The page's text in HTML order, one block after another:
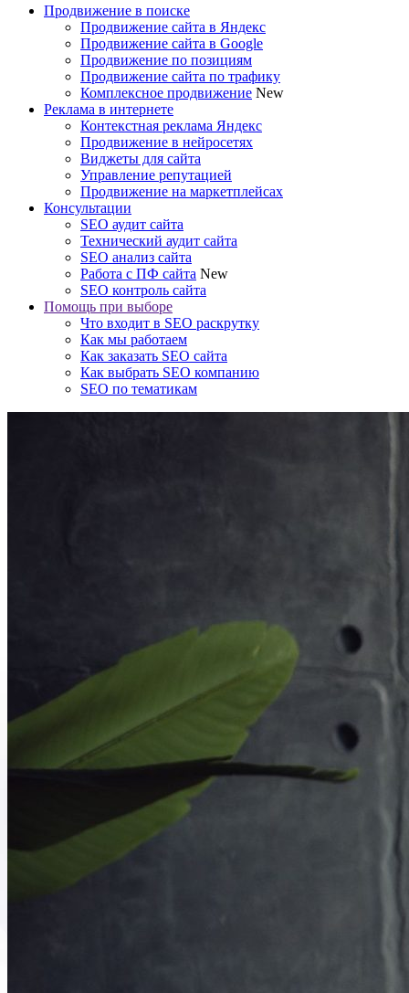
Продвижение в поиске
Продвижение сайта в Яндекс
Продвижение сайта в Google
Продвижение по позициям
Продвижение сайта по трафику
Комплексное продвижение New
Реклама в интернете
Контекстная реклама Яндекс
Продвижение в нейросетях
Виджеты для сайта
Управление репутацией
Продвижение на маркетплейсах
Консультации
SEO аудит сайта
Технический аудит сайта
SEO анализ сайта
Работа с ПФ сайта New
SEO контроль сайта
Помощь при выборе
Что входит в SEO раскрутку
Как мы работаем
Как заказать SEO сайта
Как выбрать SEO компанию
SEO по тематикам